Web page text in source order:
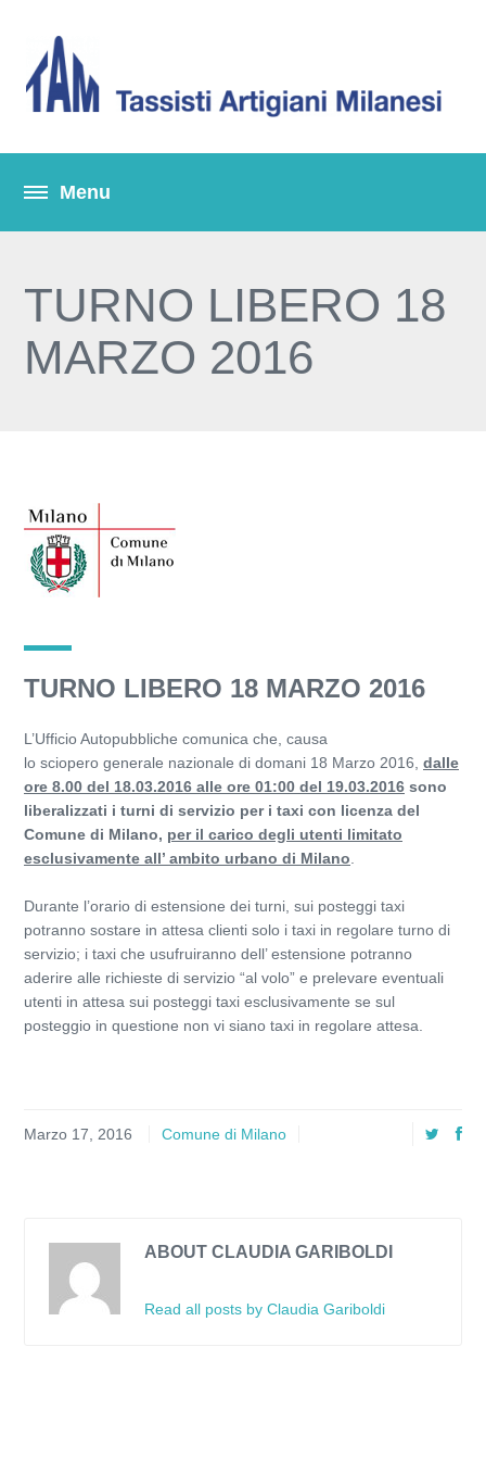
TURNO LIBERO 18
MARZO 2016
TURNO LIBERO 18 MARZO 2016
L’Ufficio Autopubbliche comunica che, causa
lo sciopero generale nazionale di domani 18 Marzo 2016, dalle
ore 8.00 del 18.03.2016 alle ore 01:00 del 19.03.2016 sono
liberalizzati i turni di servizio per i taxi con licenza del
Comune di Milano, per il carico degli utenti limitato
esclusivamente all’ ambito urbano di Milano
Durante l’orario di estensione dei turni, sui posteggi taxi
potranno sostare in attesa clienti solo i taxi in regolare turno di
servizio; i taxi che usufruiranno dell’ estensione potranno
aderire alle richieste di servizio “al volo” e prelevare eventuali
utenti in attesa sui posteggi taxi esclusivamente se sul
posteggio in questione non vi siano taxi in regolare attesa.
Marzo 17, 2016 Comune di Milano
ABOUT CLAUDIA GARIBOLDI
Read all posts by Claudia Gariboldi